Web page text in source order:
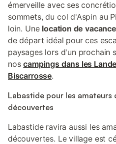
émerveille avec ses
sommets, du col d'Aspin au
loin. Une location de
de départ idéal pour ces
paysages lors d'un prochain
noscampings dans les
Biscarrosse.
Labastide pour les
découvertes
Labastide ravira aussi les
découvertes. Le village est